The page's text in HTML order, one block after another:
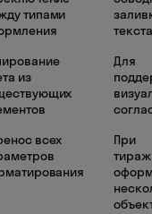
типами
текста
из
Для
всех
При